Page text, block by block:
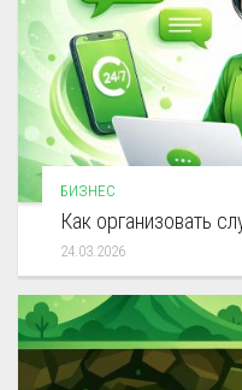
БИЗНЕС
Как организовать
24.03.2026